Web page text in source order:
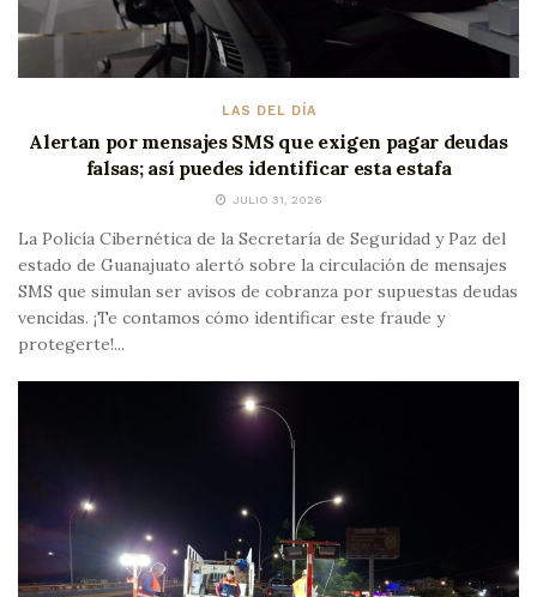
LAS DEL DÍA
Alertan por mensajes SMS que exigen pagar deudas
falsas; así puedes identificar esta estafa
JULIO 31, 2026
La Policía Cibernética de la Secretaría de Seguridad y Paz del
estado de Guanajuato alertó sobre la circulación de mensajes
SMS que simulan ser avisos de cobranza por supuestas deudas
vencidas. ¡Te contamos cómo identificar este fraude y
protegerte!...